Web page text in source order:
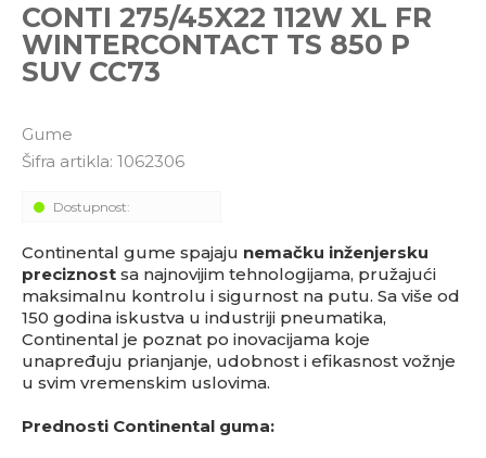
CONTI 275/45X22 112W XL FR
WINTERCONTACT TS 850 P
SUV CC73
Gume
Šifra artikla: 1062306
Dostupnost:
Continental gume spajaju nemačku inženjersku
preciznost sa najnovijim tehnologijama, pružajući
maksimalnu kontrolu i sigurnost na putu. Sa više od
150 godina iskustva u industriji pneumatika,
Continental je poznat po inovacijama koje
unapređuju prianjanje, udobnost i efikasnost vožnje
u svim vremenskim uslovima.
Prednosti Continental guma: